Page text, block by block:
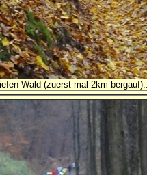
Wald (zuerst mal 2km bergauf)...